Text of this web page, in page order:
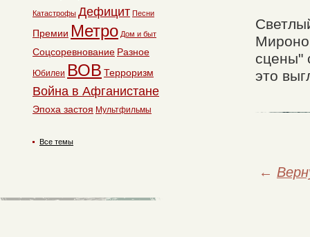
сцены"
это
←
Катастрофы Дефицит Песни
Премии Метро Дом и быт
Соцсоревнование Разное
Юбилеи ВОВ Терроризм
Война в Афганистане
Эпоха застоя Мультфильмы
Все темы